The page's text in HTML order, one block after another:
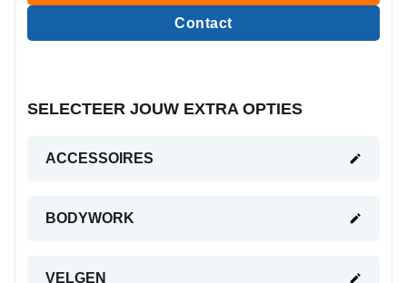
Contact
SELECTEER JOUW EXTRA OPTIES
ACCESSOIRES
BODYWORK
VELGEN